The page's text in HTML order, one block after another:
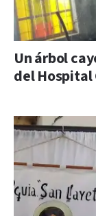
Un árbol
del